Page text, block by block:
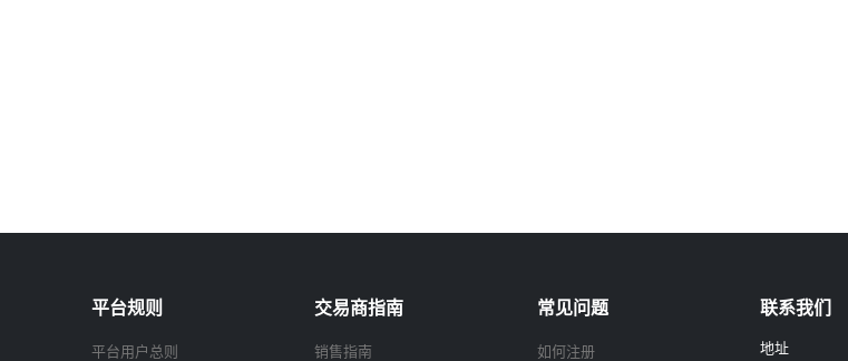
平台规则
平台用户总则
交易商指南
销售指南
常见问题
如何注册
联系我们
地址